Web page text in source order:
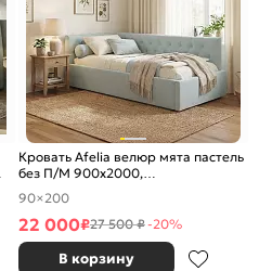
Кровать Afelia велюр мята пастель
без П/М 900x2000,
ортопедическое основание,
изголовье мягкое
90×200
22 000₽27 500 ₽-20%
В корзину